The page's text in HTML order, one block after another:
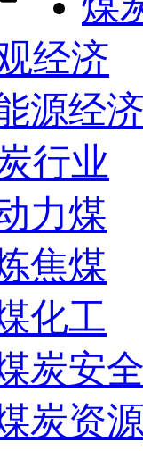
经济
源经济
行业
力煤
焦煤
化工
炭安全
炭资源